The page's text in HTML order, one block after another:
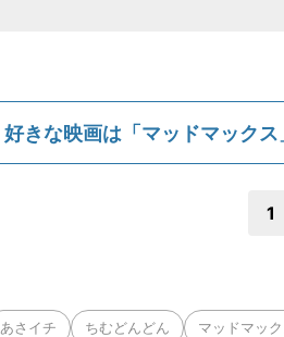
好きな映画は「マッドマックス
1
あさイチ ちむどんどん マッドマック